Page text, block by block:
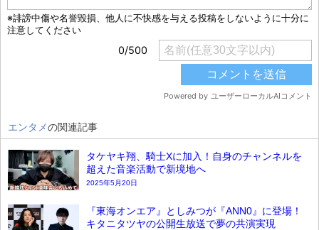
エンタメの関連記事
タケヤキ翔、騎士Xに加入！自身のチャンネルを
超えた音楽活動で新境地へ
2025年5月20日
『東海オンエア』としみつが『ANN0』に登場！
キタニタツヤの公開生放送で夢の共演実現